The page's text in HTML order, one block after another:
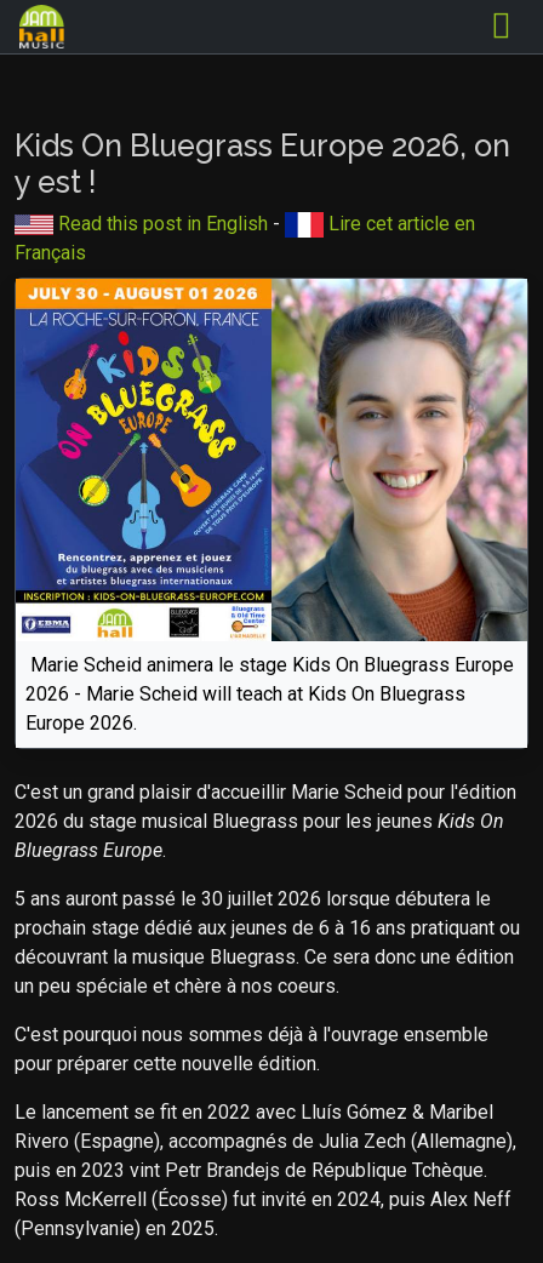
Kids On Bluegrass Europe 2026, on
y est !
Read this post in English -
Lire cet article en
Français
Marie Scheid animera le stage Kids On Bluegrass Europe
2026 - Marie Scheid will teach at Kids On Bluegrass
Europe 2026.
C'est un grand plaisir d'accueillir Marie Scheid pour l'édition
2026 du stage musical Bluegrass pour les jeunes Kids On
Bluegrass Europe.
5 ans auront passé le 30 juillet 2026 lorsque débutera le
prochain stage dédié aux jeunes de 6 à 16 ans pratiquant ou
découvrant la musique Bluegrass. Ce sera donc une édition
un peu spéciale et chère à nos coeurs.
C'est pourquoi nous sommes déjà à l'ouvrage ensemble
pour préparer cette nouvelle édition.
Le lancement se fit en 2022 avec Lluís Gómez & Maribel
Rivero (Espagne), accompagnés de Julia Zech (Allemagne),
puis en 2023 vint Petr Brandejs de République Tchèque.
Ross McKerrell (Écosse) fut invité en 2024, puis Alex Neff
(Pennsylvanie) en 2025.